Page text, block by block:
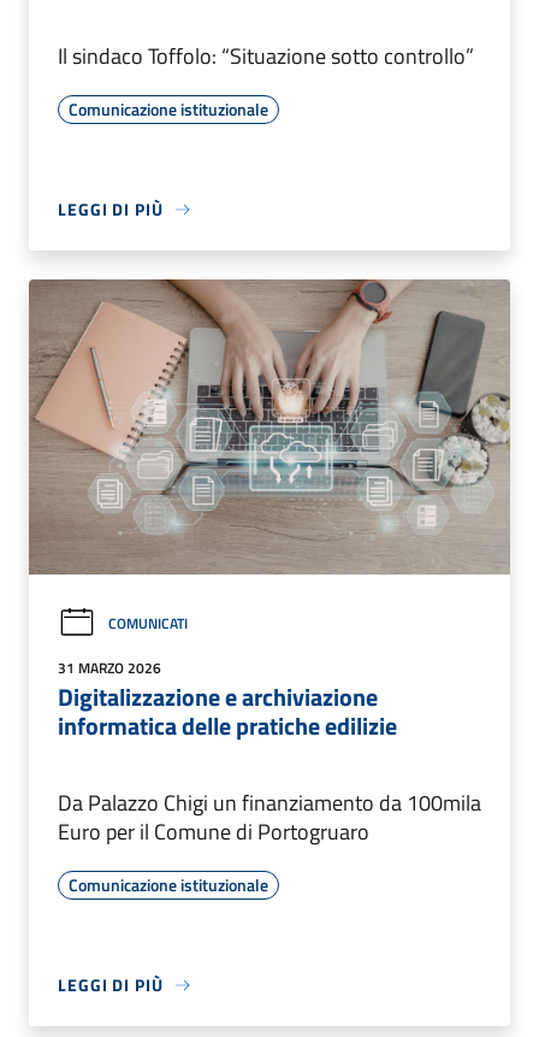
Il sindaco Toffolo: “Situazione sotto controllo”
Comunicazione istituzionale
LEGGI DI PIÙ
COMUNICATI
31 MARZO 2026
Digitalizzazione e archiviazione
informatica delle pratiche edilizie
Da Palazzo Chigi un finanziamento da 100mila
Euro per il Comune di Portogruaro
Comunicazione istituzionale
LEGGI DI PIÙ